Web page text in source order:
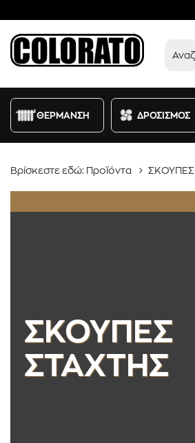
Προϊόντα
ΘΕΡΜΑΝΣΗ ΔΡΟΣΙΣΜΟΣ
Βρίσκεστε εδώ: Προϊόντα ΣΚΟΥΠΕΣ
ΣΚΟΥΠΕΣ
ΣΤΑΧΤΗΣ